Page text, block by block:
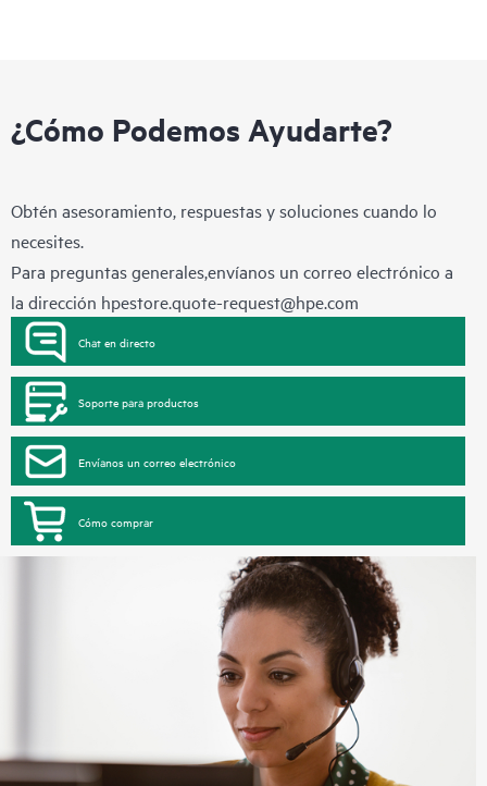
¿Cómo Podemos Ayudarte?
Obtén asesoramiento, respuestas y soluciones cuando lo
necesites.
Para preguntas generales,envíanos un correo electrónico a
la dirección hpestore.quote-request@hpe.com
Chat en directo
Soporte para productos
Envíanos un correo electrónico
Cómo comprar